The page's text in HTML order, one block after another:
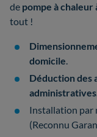
de pompe à chaleur
tout !
domicile.
Déduction des
administratives
Installation par
(Reconnu